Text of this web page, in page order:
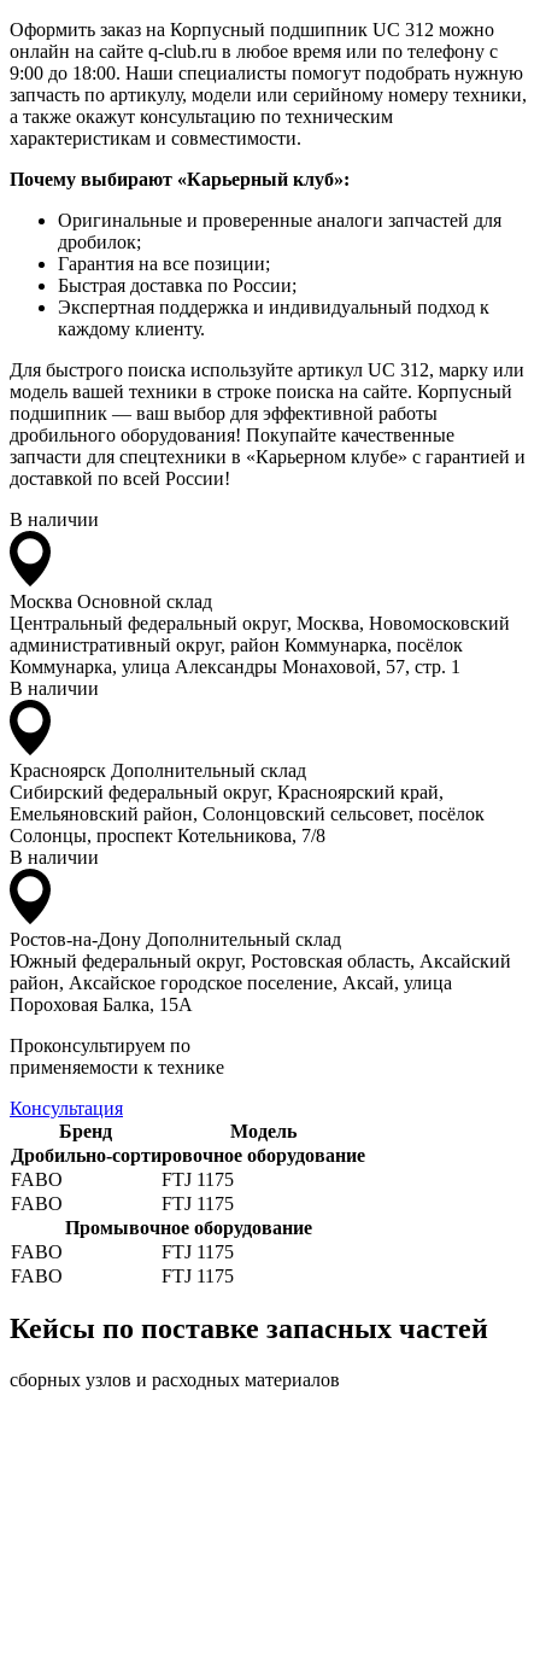
Оформить заказ на Корпусный подшипник UC 312 можно
онлайн на сайте q-club.ru в любое время или по телефону с
9:00 до 18:00. Наши специалисты помогут подобрать нужную
запчасть по артикулу, модели или серийному номеру техники,
а также окажут консультацию по техническим
характеристикам и совместимости.
Почему выбирают «Карьерный клуб»:
Оригинальные и проверенные аналоги запчастей для
дробилок;
Гарантия на все позиции;
Быстрая доставка по России;
Экспертная поддержка и индивидуальный подход к
каждому клиенту.
Для быстрого поиска используйте артикул UC 312, марку или
модель вашей техники в строке поиска на сайте. Корпусный
подшипник — ваш выбор для эффективной работы
дробильного оборудования! Покупайте качественные
запчасти для спецтехники в «Карьерном клубе» с гарантией и
доставкой по всей России!
В наличии
Москва Основной склад
Центральный федеральный округ, Москва, Новомосковский
административный округ, район Коммунарка, посёлок
Коммунарка, улица Александры Монаховой, 57, стр. 1
В наличии
Красноярск Дополнительный склад
Сибирский федеральный округ, Красноярский край,
Емельяновский район, Солонцовский сельсовет, посёлок
Солонцы, проспект Котельникова, 7/8
В наличии
Ростов-на-Дону Дополнительный склад
Южный федеральный округ, Ростовская область, Аксайский
район, Аксайское городское поселение, Аксай, улица
Пороховая Балка, 15А
Проконсультируем по
применяемости к технике
Консультация
Бренд
Модель
Дробильно-сортировочное оборудование
FABO
FTJ 1175
FABO
FTJ 1175
Промывочное оборудование
FABO
FTJ 1175
FABO
FTJ 1175
Кейсы по поставке запасных частей
сборных узлов и расходных материалов